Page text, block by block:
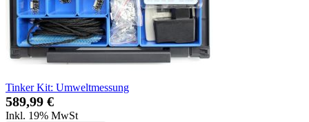
Tinker Kit: Umweltmessung
589,99 €
Inkl. 19% MwSt